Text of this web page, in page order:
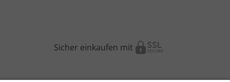
Sicher einkaufen mit